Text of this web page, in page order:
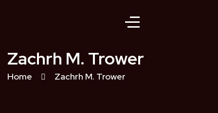
Zachrh M. Trower
Home Zachrh M. Trower